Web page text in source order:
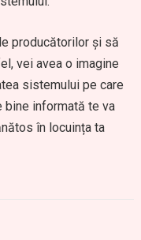
producătorilor și să
vei avea o imagine
sistemului pe care
bine informată te va
în locuința ta